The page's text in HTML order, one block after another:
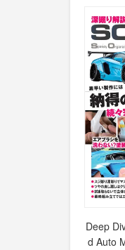
Deep
d Auto